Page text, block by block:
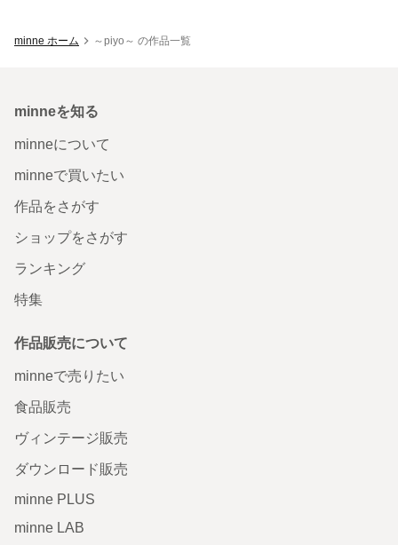
minne ホーム ～piyo～ の作品一覧
minneを知る
minneについて
minneで買いたい
作品をさがす
ショップをさがす
ランキング
特集
作品販売について
minneで売りたい
食品販売
ヴィンテージ販売
ダウンロード販売
minne PLUS
minne LAB